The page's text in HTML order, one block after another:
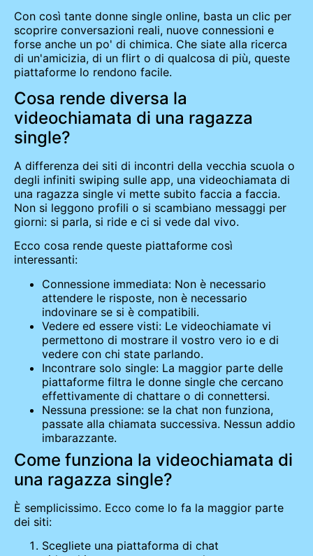
Con così tante donne single online, basta un clic per
scoprire conversazioni reali, nuove connessioni e
forse anche un po' di chimica. Che siate alla ricerca
di un'amicizia, di un flirt o di qualcosa di più, queste
piattaforme lo rendono facile.
Cosa rende diversa la
videochiamata di una ragazza
single?
A differenza dei siti di incontri della vecchia scuola o
degli infiniti swiping sulle app, una videochiamata di
una ragazza single vi mette subito faccia a faccia.
Non si leggono profili o si scambiano messaggi per
giorni: si parla, si ride e ci si vede dal vivo.
Ecco cosa rende queste piattaforme così
interessanti:
Connessione immediata: Non è necessario
attendere le risposte, non è necessario
indovinare se si è compatibili.
Vedere ed essere visti: Le videochiamate vi
permettono di mostrare il vostro vero io e di
vedere con chi state parlando.
Incontrare solo single: La maggior parte delle
piattaforme filtra le donne single che cercano
effettivamente di chattare o di connettersi.
Nessuna pressione: se la chat non funziona,
passate alla chiamata successiva. Nessun addio
imbarazzante.
Come funziona la videochiamata di
una ragazza single?
È semplicissimo. Ecco come lo fa la maggior parte
dei siti:
Scegliete una piattaforma di chat